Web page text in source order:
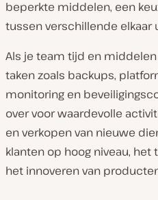
beperkte middelen, een
tussen verschillende elkaar
Als je team tijd en
taken zoals backups,
monitoring en
over voor waardevolle
en verkopen van nieuwe
klanten op hoog niveau,
het innoveren van